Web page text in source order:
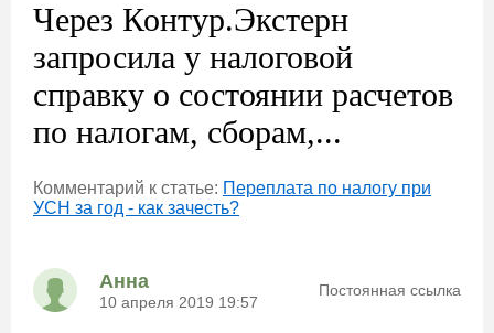
Через Контур.Экстерн
запросила у налоговой
справку о состоянии расчетов
по налогам, сборам,...
Комментарий к статье: Переплата по налогу при
УСН за год - как зачесть?
Анна
10 апреля 2019 19:57
Постоянная ссылка